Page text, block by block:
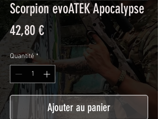
Scorpion evoATEK Apocalypse
42,80 €Prix
Quantité *
Ajouter au panier